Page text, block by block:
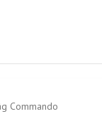
Commando